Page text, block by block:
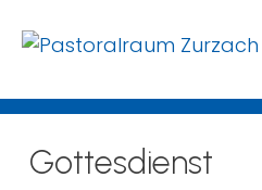
Gottesdienst